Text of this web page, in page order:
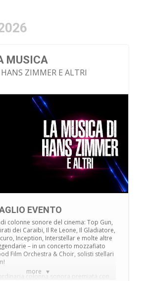
MUSICA
ZIMMER E ALTRI
more
EVENTO
colonne sonore del cinema: Top Gun,
dei Caraibi, Il Re Leone, Il Gladiatore,
Inception, Interstellar e molte altre
– in un concerto mozzafiato
Film Orchestra & Choir, solisti stellari
colonna sonora premiata con